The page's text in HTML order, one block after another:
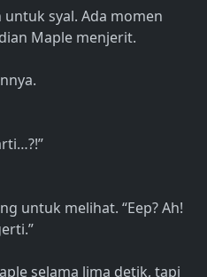
syal. Ada momen
Maple menjerit.
untuk melihat. “Eep? Ah!
selama lima detik, tapi